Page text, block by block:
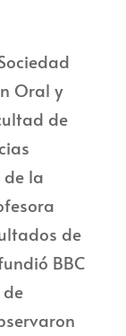
Oral y
de
la
de
BBC